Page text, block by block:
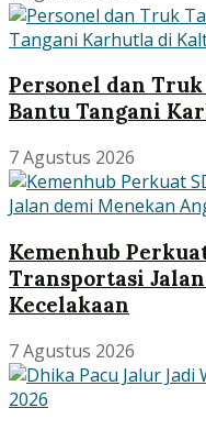
Personel dan
Bantu Tangani
7 Agustus 2026
Kemenhub
Transportasi
Kecelakaan
7 Agustus 2026